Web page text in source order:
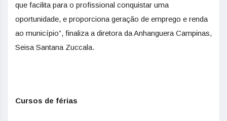
que facilita para o profissional conquistar uma
oportunidade, e proporciona geração de emprego e renda
ao município”, finaliza a diretora da Anhanguera Campinas,
Seisa Santana Zuccala.
Cursos de férias